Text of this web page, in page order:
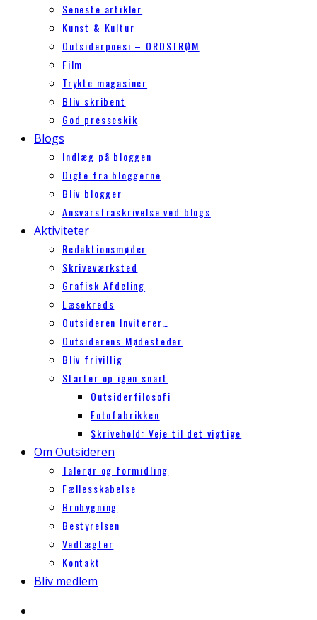
Seneste artikler
Kunst & Kultur
Outsiderpoesi – ORDSTRØM
Film
Trykte magasiner
Bliv skribent
God presseskik
Blogs
Indlæg på bloggen
Digte fra bloggerne
Bliv blogger
Ansvarsfraskrivelse ved blogs
Aktiviteter
Redaktionsmøder
Skriveværksted
Grafisk Afdeling
Læsekreds
Outsideren Inviterer…
Outsiderens Mødesteder
Bliv frivillig
Starter op igen snart
Outsiderfilosofi
Fotofabrikken
Skrivehold: Veje til det vigtige
Om Outsideren
Talerør og formidling
Fællesskabelse
Brobygning
Bestyrelsen
Vedtægter
Kontakt
Bliv medlem